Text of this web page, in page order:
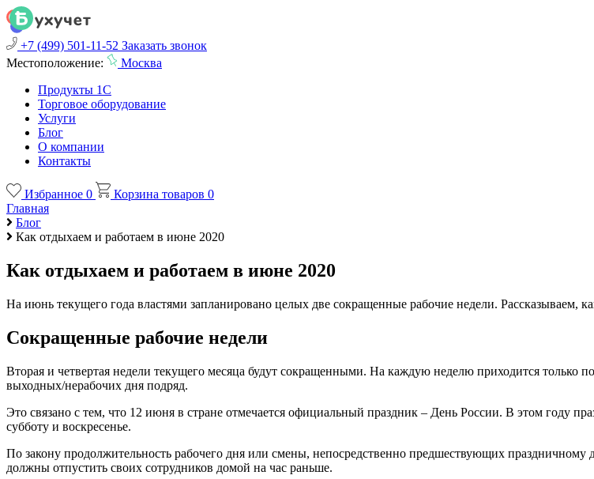
+7 (499) 501-11-52 Заказать звонок
Местоположение:
Москва
Продукты 1С
Торговое оборудование
Услуги
Блог
О компании
Контакты
Избранное 0 Корзина товаров 0
Главная
Блог
Как отдыхаем и работаем в июне 2020
Как отдыхаем и работаем в июне 2020
На июнь текущего года властями запланировано целых две сокращенные рабочие недели. Рассказываем,
Сокращенные рабочие недели
Вторая и четвертая недели текущего месяца будут сокращенными. На каждую неделю приходится
выходных/нерабочих дня подряд.
Это связано с тем, что 12 июня в стране отмечается официальный праздник – День России. В этом году
субботу и воскресенье.
По закону продолжительность рабочего дня или смены, непосредственно предшествующих
должны отпустить своих сотрудников домой на час раньше.